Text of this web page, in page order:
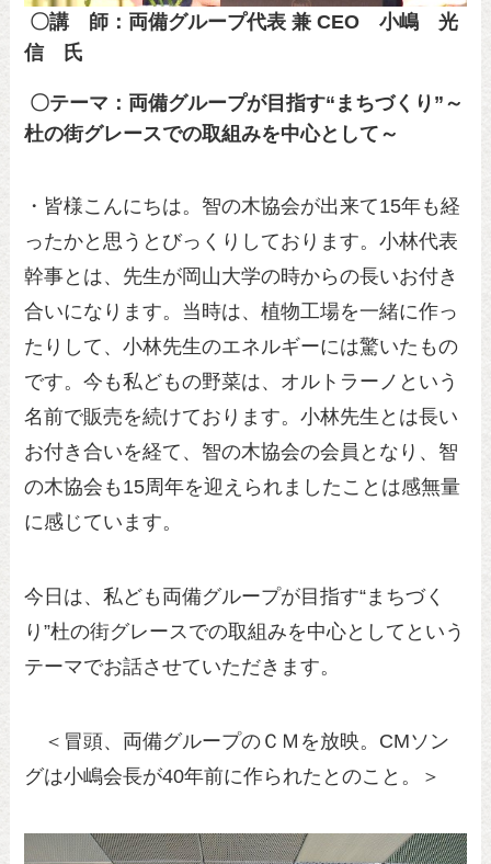
〇講 師：両備グループ代表 兼 CEO 小嶋 光
信 氏
〇テーマ：両備グループが目指す“まちづくり”～
杜の街グレースでの取組みを中心として～
・皆様こんにちは。智の木協会が出来て15年も経
ったかと思うとびっくりしております。小林代表
幹事とは、先生が岡山大学の時からの長いお付き
合いになります。当時は、植物工場を一緒に作っ
たりして、小林先生のエネルギーには驚いたもの
です。今も私どもの野菜は、オルトラーノという
名前で販売を続けております。小林先生とは長い
お付き合いを経て、智の木協会の会員となり、智
の木協会も15周年を迎えられましたことは感無量
に感じています。
今日は、私ども両備グループが目指す“まちづく
り”杜の街グレースでの取組みを中心としてという
テーマでお話させていただきます。
＜冒頭、両備グループのＣＭを放映。CMソン
グは小嶋会長が40年前に作られたとのこと。＞